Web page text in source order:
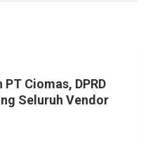
Ciomas, DPRD
Seluruh Vendor